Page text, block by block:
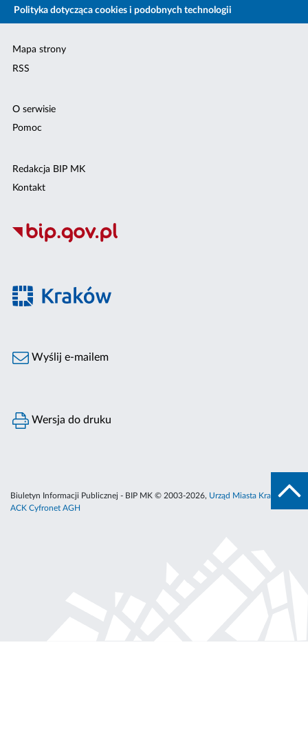
Polityka dotycząca cookies i podobnych technologii
Mapa strony
RSS
O serwisie
Pomoc
Redakcja BIP MK
Kontakt
Wyślij e-mailem
Wersja do druku
Biuletyn Informacji Publicznej - BIP MK © 2003-2026, Urząd Miasta Krakowa
ACK Cyfronet AGH